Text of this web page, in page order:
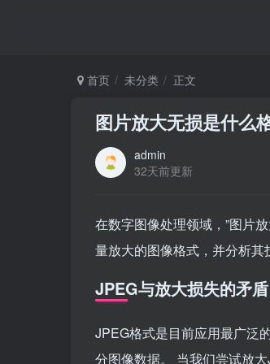
首页 未分类 正文
图片放大无损是什么
admin
32天前更新
在数字图像处理领域，”图片
量放大的图像格式，并分析其
JPEG与放大损失的矛盾
JPEG格式是目前应用最广泛
分图像数据。 当我们尝试放